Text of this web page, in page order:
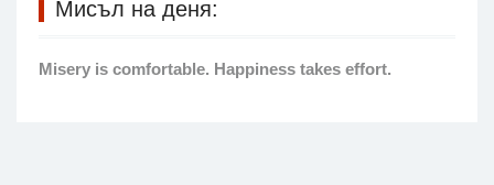
Мисъл на деня:
Мisery is comfortable. Happiness takes effort.